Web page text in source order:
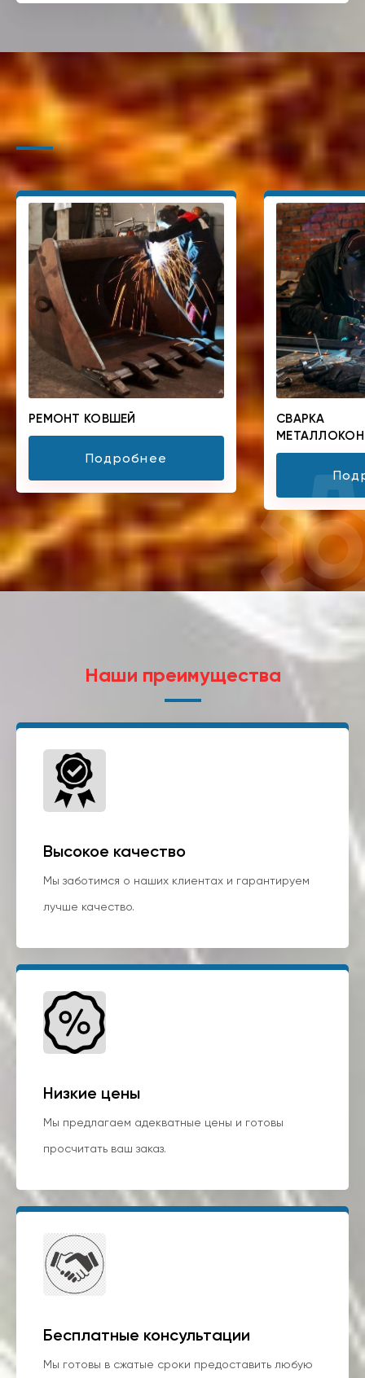
РЕМОНТ КОВШЕЙ
Подробнее
СВАРКА
Наши преимущества
Высокое качество
Мы заботимся о наших клиентах и гарантируем
лучше качество.
Низкие цены
Мы предлагаем адекватные цены и готовы
просчитать ваш заказ.
Бесплатные консультации
Мы готовы в сжатые сроки предоставить любую